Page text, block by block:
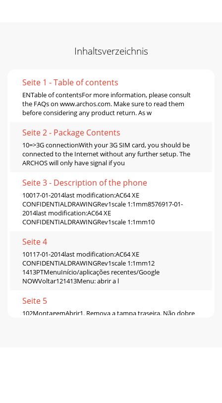
Inhaltsverzeichnis
Seite 1 - Table of contents
ENTable of contentsFor more information, please consult
the FAQs on www.archos.com. Make sure to read them
before considering any product return. As w
Seite 2 - Package Contents
10=>3G connectionWith your 3G SIM card, you should be
connected to the Internet without any further setup. The
ARCHOS will only have signal if you
Seite 3 - Description of the phone
10017-01-2014last modification:AC64 XE
CONFIDENTIALDRAWINGRev1scale 1:1mm8576917-01-
2014last modification:AC64 XE
CONFIDENTIALDRAWINGRev1scale 1:1mm10
Seite 4
10117-01-2014last modification:AC64 XE
CONFIDENTIALDRAWINGRev1scale 1:1mm12
1413PTMenuInício/aplicações recentes/Google
NOWVoltar121413Menu: abrir a l
Seite 5
102MontagemAbrir1. Remova a tampa traseira. Não dobre